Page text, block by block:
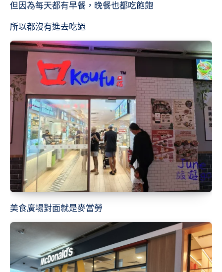
但因為每天都有早餐，晚餐也都吃飽飽
所以都沒有進去吃過
美食廣場對面就是麥當勞